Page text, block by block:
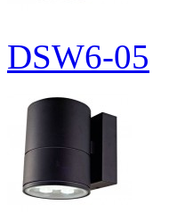
DSW6-05